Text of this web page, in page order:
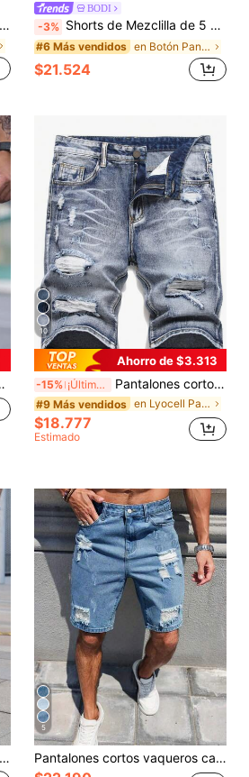
BODI
-3% Shorts de Mezclilla de 5 Pulgadas de Largo Pantalones de Verano Shorts de Mezclilla sin Estiramiento Shorts de Pierna Recta de 5 Pulgadas de Largo Pantalones de Largo Medio, Producto de Mezclilla de Algodón, Moda de Ropa de Calle Versátil, Estética Y2K
#6 Más vendidos en Botón Pantalones cortos vaqueros para hombre
$21.524
10
Ahorro de $3.313
-15% ¡Últimos 3 días Pantalones cortos vaqueros de estilo europeo y americano para hombres, de corte y ajustado, de longitud media, con estampado de bigote en azul brillante, de estilo emo
#9 Más vendidos en Lyocell Pantalones cortos vaqueros para hombre
$18.777
Estimado
5
Pantalones cortos vaqueros casuales y rectos con efecto desgastado para hombres